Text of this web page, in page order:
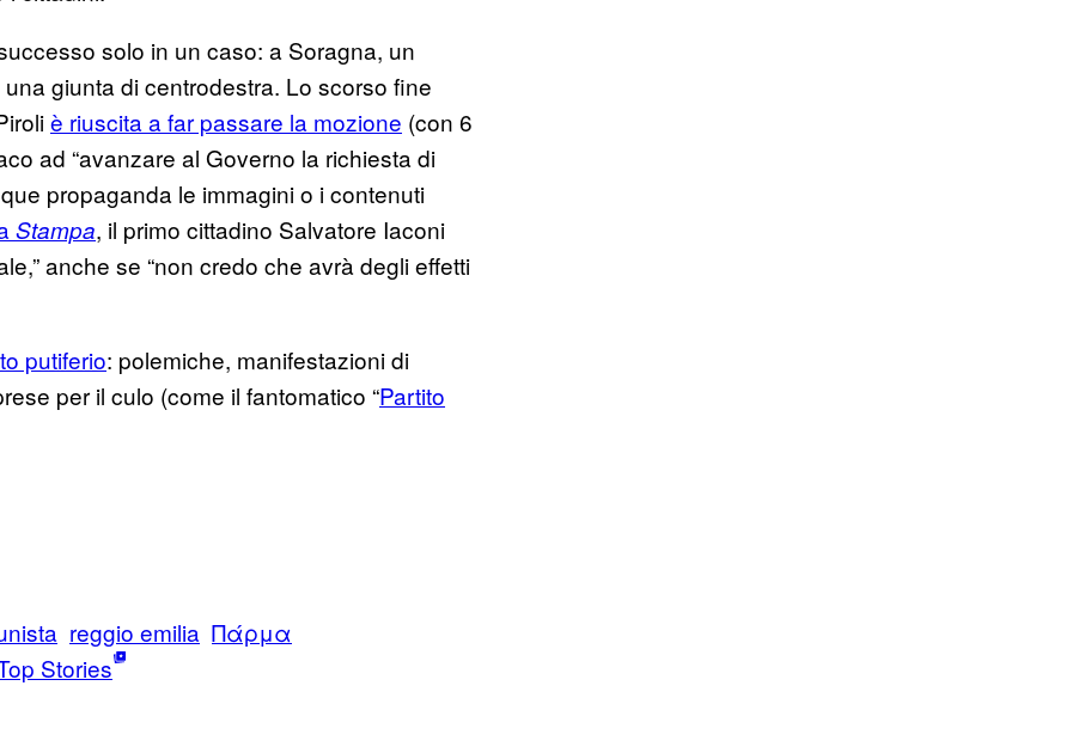
solo in un caso: a Soragna, un
giunta di centrodestra. Lo scorso fine
è riuscita a far passare la mozione (con 6
ad “avanzare al Governo la richiesta di
propaganda le immagini o i contenuti
Stampa, il primo cittadino Salvatore Iaconi
anche se “non credo che avrà degli effetti
putiferio: polemiche, manifestazioni di
per il culo (come il fantomatico “Partito
reggio emilia Πάρμα
Stories